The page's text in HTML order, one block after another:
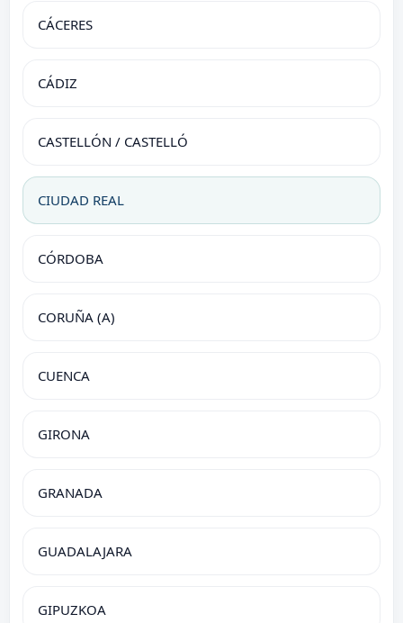
CÁCERES
CÁDIZ
CASTELLÓN / CASTELLÓ
CIUDAD REAL
CÓRDOBA
CORUÑA (A)
CUENCA
GIRONA
GRANADA
GUADALAJARA
GIPUZKOA